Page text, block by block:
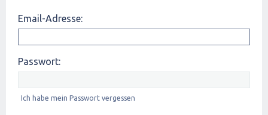
Email-Adresse:
Passwort:
Ich habe mein Passwort vergessen